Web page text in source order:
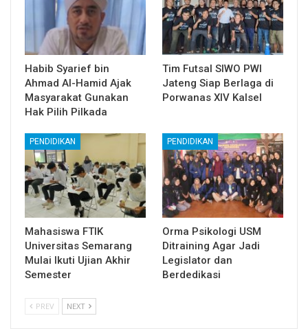
Habib Syarief bin
Ahmad Al-Hamid Ajak
Masyarakat Gunakan
Hak Pilih Pilkada
Tim Futsal SIWO PWI
Jateng Siap Berlaga di
Porwanas XIV Kalsel
PENDIDIKAN
Mahasiswa FTIK
Universitas Semarang
Mulai Ikuti Ujian Akhir
Semester
PENDIDIKAN
Orma Psikologi USM
Ditraining Agar Jadi
Legislator dan
Berdedikasi
PREV NEXT